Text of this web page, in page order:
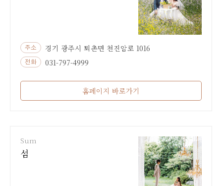
주소 경기 광주시 퇴촌면 천진암로 1016
전화 031-797-4999
홈페이지 바로가기
Sum
섬